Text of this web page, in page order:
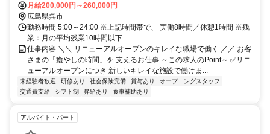
月給200,000円～260,000円
広島県呉市
勤務時間 5:00～24:00 ※上記時間帯で、 実働8時間／休憩1時間 ※残
業：月の平均残業10時間以下
仕事内容 ＼＼ リニューアルオープンのキレイな職場で働く ／／ お客
さまの「癒やしの時間」を 支えるお仕事 ～この求人のPoint～ ✅リニ
ューアルオープンにつき 新しいキレイな施設で働けま...
未経験者歓迎 研修あり 社会保険完備 賞与あり
オープニングスタッフ
交通費支給
シフト制 昇給あり 食事補助あり
アルバイト・パート